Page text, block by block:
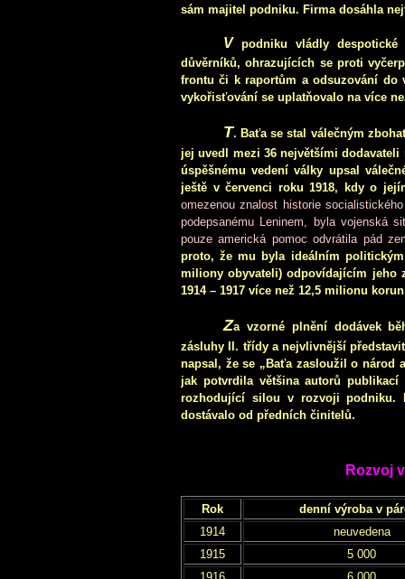
sám majitel podniku. Firma dosáhla
V podniku vládly despotické
důvěrníků, ohrazujících se proti
frontu či k raportům a odsuzování do
vykořisťování se uplatňovalo na více
T. Baťa se stal válečným
jej uvedl mezi 36 největšími
úspěšnému vedení války upsal
ještě v červenci roku 1918, kdy o
omezenou znalost historie
podepsanému Leninem, byla vojenská
pouze americká pomoc odvrátila pád
proto, že mu byla ideálním
miliony obyvateli) odpovídajícím jeho
1914 – 1917 více než 12,5 milionu
Za vzorné plnění dodávek
zásluhy II. třídy a nejvlivnější
napsal, že se „Baťa zasloužil o národ
jak potvrdila většina autorů
rozhodující silou v rozvoji
dostávalo od předních činitelů.
Rozvoj
Rok
denní výroba v
1914
neuvedena
1915
5 000